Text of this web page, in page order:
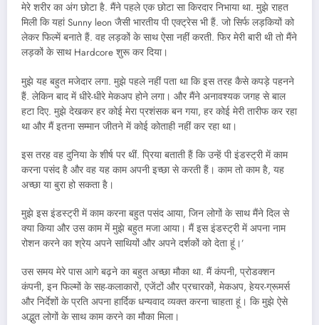
मेरे शरीर का अंग छोटा है. मैंने पहले एक छोटा सा किरदार निभाया था. मुझे राहत
मिली कि यहां Sunny leon जैसी भारतीय पी एक्ट्रेस भी हैं. जो सिर्फ लड़कियों को
लेकर फिल्में बनाते हैं. वह लड़कों के साथ ऐसा नहीं करती. फिर मेरी बारी थी तो मैंने
लड़कों के साथ Hardcore शुरू कर दिया।
मुझे यह बहुत मजेदार लगा. मुझे पहले नहीं पता था कि इस तरह कैसे कपड़े पहनने
हैं. लेकिन बाद में धीरे-धीरे मेकअप होने लगा। और मैंने अनावश्यक जगह से बाल
हटा दिए. मुझे देखकर हर कोई मेरा प्रशंसक बन गया, हर कोई मेरी तारीफ कर रहा
था और मैं इतना सम्मान जीतने में कोई कोताही नहीं कर रहा था।
इस तरह वह दुनिया के शीर्ष पर थीं. प्रिया बताती हैं कि उन्हें पी इंडस्ट्री में काम
करना पसंद है और वह यह काम अपनी इच्छा से करती हैं। काम तो काम है, यह
अच्छा या बुरा हो सकता है।
मुझे इस इंडस्ट्री में काम करना बहुत पसंद आया, जिन लोगों के साथ मैंने दिल से
क्या किया और उस काम में मुझे बहुत मजा आया। मैं इस इंडस्ट्री में अपना नाम
रोशन करने का श्रेय अपने साथियों और अपने दर्शकों को देता हूं।’
उस समय मेरे पास आगे बढ़ने का बहुत अच्छा मौका था. मैं कंपनी, प्रोडक्शन
कंपनी, इन फिल्मों के सह-कलाकारों, एजेंटों और प्रचारकों, मेकअप, हेयर-ग्रूमर्स
और निर्देशों के प्रति अपना हार्दिक धन्यवाद व्यक्त करना चाहता हूं। कि मुझे ऐसे
अद्भुत लोगों के साथ काम करने का मौका मिला।